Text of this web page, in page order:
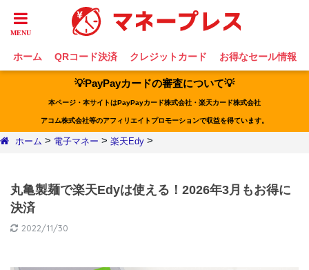
ホーム QRコード決済 クレジットカード お得なセール情報
💡PayPayカードの審査について💡
本ページ・本サイトはPayPayカード株式会社・楽天カード株式会社
アコム株式会社等のアフィリエイトプロモーションで収益を得ています。
ホーム > 電子マネー > 楽天Edy >
丸亀製麺で楽天Edyは使える！2026年3月もお得に
決済
2022/11/30